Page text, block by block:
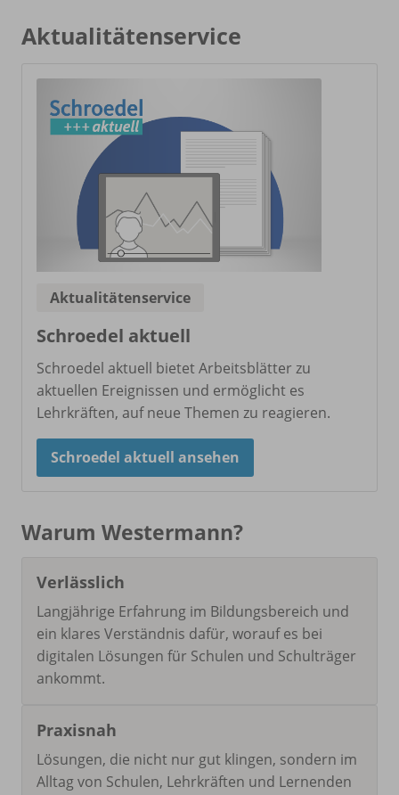
Aktualitätenservice
Aktualitätenservice
Schroedel aktuell
Schroedel aktuell bietet Arbeitsblätter zu
aktuellen Ereignissen und ermöglicht es
Lehrkräften, auf neue Themen zu reagieren.
Schroedel aktuell ansehen
Warum Westermann?
Verlässlich
Langjährige Erfahrung im Bildungsbereich und
ein klares Verständnis dafür, worauf es bei
digitalen Lösungen für Schulen und Schulträger
ankommt.
Praxisnah
Lösungen, die nicht nur gut klingen, sondern im
Alltag von Schulen, Lehrkräften und Lernenden